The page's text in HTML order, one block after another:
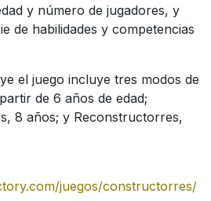
y número de jugadores, y
de habilidades y competencias
el juego incluye tres modos de
de 6 años de edad;
8 años; y Reconstructorres,
juegos/constructorres/